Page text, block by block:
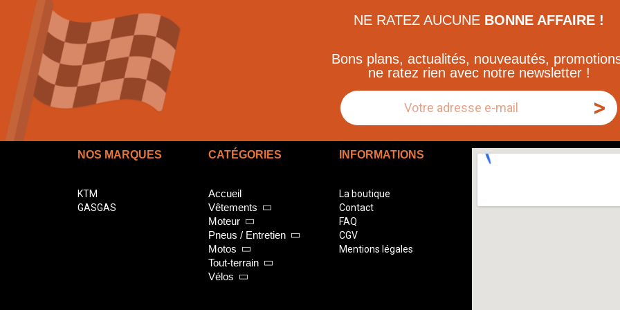
NE RATEZ AUCUNE BONNE AFFAIRE !
Bons plans, actualités, nouveautés,
ne ratez rien avec notre newsletter !
>
NOS MARQUES
KTM
GASGAS
CATÉGORIES
Accueil
Vêtements
Moteur
Pneus / Entretien
Motos
Tout-terrain
Vélos
INFORMATIONS
La boutique
Contact
FAQ
CGV
Mentions légales